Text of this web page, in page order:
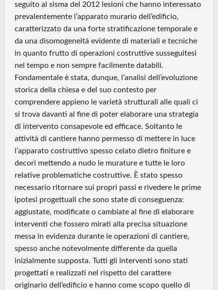
seguito al sisma del 2012 lesioni che hanno interessato
prevalentemente l’apparato murario dell’edificio,
caratterizzato da una forte stratificazione temporale e
da una disomogeneità evidente di materiali e tecniche
in quanto frutto di operazioni costruttive susseguitesi
nel tempo e non sempre facilmente databili.
Fondamentale è stata, dunque, l’analisi dell’evoluzione
storica della chiesa e del suo contesto per
comprendere appieno le varietà strutturali alle quali ci
si trova davanti al fine di poter elaborare una strategia
di intervento consapevole ed efficace. Soltanto le
attività di cantiere hanno permesso di mettere in luce
l’apparato costruttivo spesso celato dietro finiture e
decori mettendo a nudo le murature e tutte le loro
relative problematiche costruttive. È stato spesso
necessario ritornare sui propri passi e rivedere le prime
ipotesi progettuali che sono state di conseguenza:
aggiustate, modificate o cambiate al fine di elaborare
interventi che fossero mirati alla precisa situazione
messa in evidenza durante le operazioni di cantiere,
spesso anche notevolmente differente da quella
inizialmente supposta. Tutti gli interventi sono stati
progettati e realizzati nel rispetto del carattere
originario dell’edificio e hanno come scopo quello di